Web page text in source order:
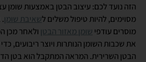
הזה נועד לכם: עיצוב הבטן באמצעות שומן
מסוימים, להיות טיפול משלים לשאיבת שומן.
מוסרים עודפי שומן מאזור הבטן ולאחר מכן
את שכבות השומן הנותרות ויוצר ריבועים,
הבטן השרירית. המראה המתקבל הוא בטן